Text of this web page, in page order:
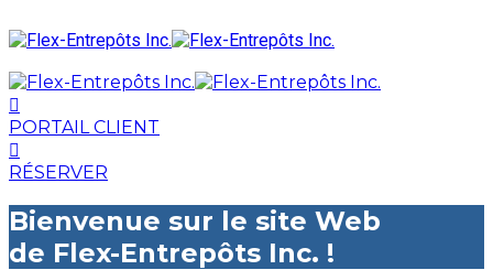
PORTAIL CLIENT
RÉSERVER
Bienvenue sur le site Web
de Flex-Entrepôts Inc. !